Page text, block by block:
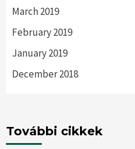
March 2019
February 2019
January 2019
December 2018
További cikkek